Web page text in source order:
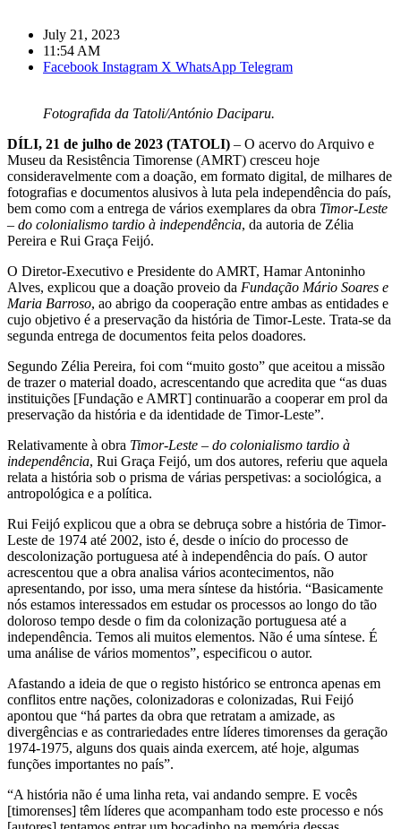
July 21, 2023
11:54 AM
Facebook Instagram X WhatsApp Telegram
Fotografida da Tatoli/António Daciparu.
DÍLI, 21 de julho de 2023 (TATOLI) – O acervo do Arquivo e
Museu da Resistência Timorense (AMRT) cresceu hoje
consideravelmente com a doação em formato digital, de milhares de
fotografias e documentos alusivos à luta pela independência do país,
bem como com a entrega de vários exemplares da obra Timor-Leste
– do colonialismo tardio à independência, da autoria de Zélia
Pereira e Rui Graça Feijó.
O Diretor-Executivo e Presidente do AMRT, Hamar Antoninho
Alves, explicou que a doação proveio da Fundação Mário Soares e
Maria Barroso, ao abrigo da cooperação entre ambas as entidades e
cujo objetivo é a preservação da história de Timor-Leste. Trata-se da
segunda entrega de documentos feita pelos doadores.
Segundo Zélia Pereira, foi com “muito gosto” que aceitou a missão
de trazer o material doado, acrescentando que acredita que “as duas
instituições [Fundação e AMRT] continuarão a cooperar em prol da
preservação da história e da identidade de Timor-Leste”.
Relativamente à obra Timor-Leste – do colonialismo tardio à
independência, Rui Graça Feijó, um dos autores, referiu que aquela
relata a história sob o prisma de várias perspetivas: a sociológica, a
antropológica e a política.
Rui Feijó explicou que a obra se debruça sobre a história de Timor-
Leste de 1974 até 2002, isto é, desde o início do processo de
descolonização portuguesa até à independência do país. O autor
acrescentou que a obra analisa vários acontecimentos, não
apresentando, por isso, uma mera síntese da história. “Basicamente
nós estamos interessados em estudar os processos ao longo do tão
doloroso tempo desde o fim da colonização portuguesa até a
independência. Temos ali muitos elementos. Não é uma síntese. É
uma análise de vários momentos”, especificou o autor.
Afastando a ideia de que o registo histórico se entronca apenas em
conflitos entre nações, colonizadoras e colonizadas, Rui Feijó
apontou que “há partes da obra que retratam a amizade, as
divergências e as contrariedades entre líderes timorenses da geração
1974-1975, alguns dos quais ainda exercem, até hoje, algumas
funções importantes no país”.
“A história não é uma linha reta, vai andando sempre. E vocês
[timorenses] têm líderes que acompanham todo este processo e nós